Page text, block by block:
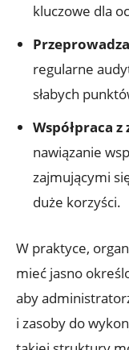
kluczowe dla
regularne
słabych
Współpraca
nawiązanie
zajmującymi
duże korzyści.
W praktyce,
mieć jasno
aby
i zasoby do